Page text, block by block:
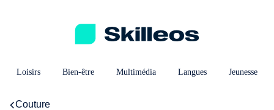
Loisirs Bien-être Multimédia Langues Jeunesse
Couture